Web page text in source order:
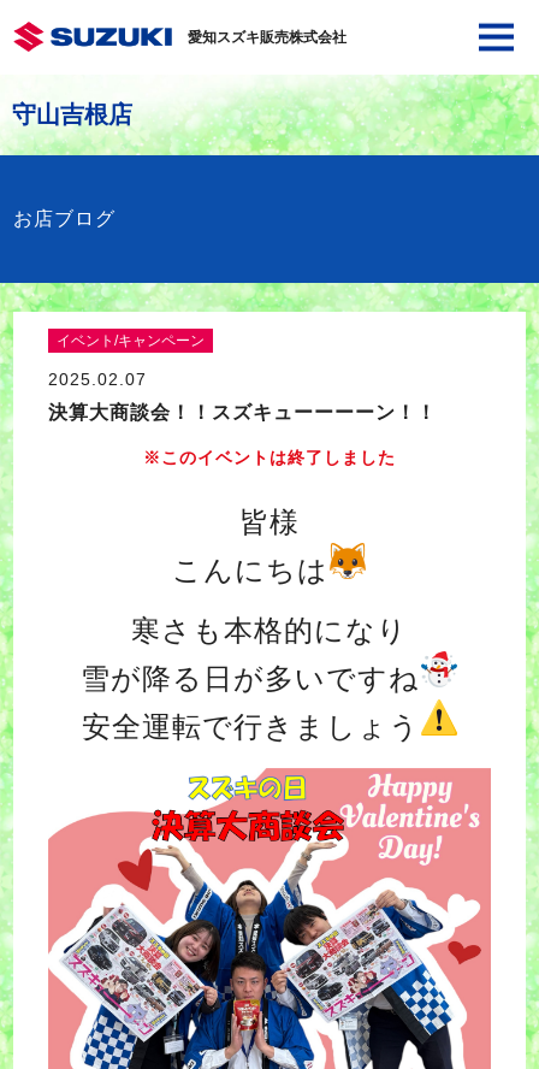
愛知スズキ販売株式会社
守山吉根店
お店ブログ
イベント/キャンペーン
2025.02.07
決算大商談会！！スズキューーーーン！！
※このイベントは終了しました
皆様
こんにちは
寒さも本格的になり
雪が降る日が多いですね
安全運転で行きましょう